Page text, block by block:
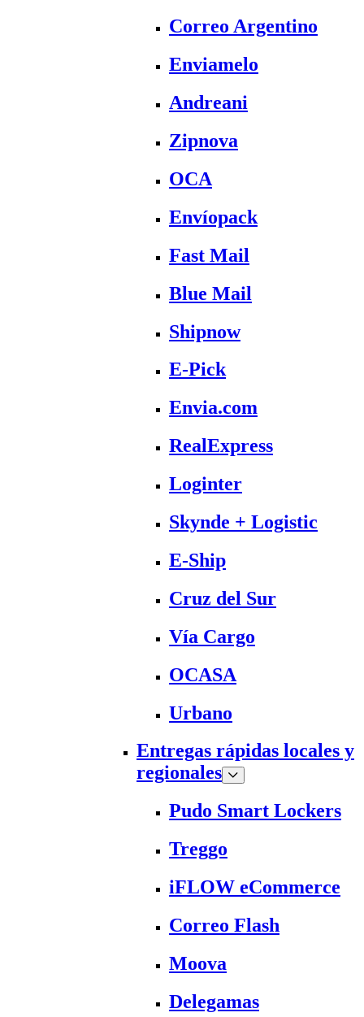
Correo Argentino
Enviamelo
Andreani
Zipnova
OCA
Envíopack
Fast Mail
Blue Mail
Shipnow
E-Pick
Envia.com
RealExpress
Loginter
Skynde + Logistic
E-Ship
Cruz del Sur
Vía Cargo
OCASA
Urbano
Entregas rápidas locales y
regionales
Pudo Smart Lockers
Treggo
iFLOW eCommerce
Correo Flash
Moova
Delegamas